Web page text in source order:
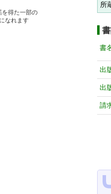
を得た一部の
なれます
所
書
出
出
請